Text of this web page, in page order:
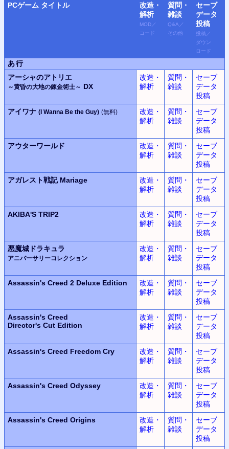
PCゲーム タイトル
改造・
解析
MOD ／
コード
質問・
雑談
Q&A ／
その他
セーブ
データ
投稿
投稿 ／
ダウン
ロード
あ行
アーシャのアトリエ
～黄昏の大地の錬金術士～ DX
改造・
解析
質問・
雑談
セーブ
データ
投稿
アイワナ (I Wanna Be the Guy) (無料)
改造・
解析
質問・
雑談
セーブ
データ
投稿
アウターワールド
改造・
解析
質問・
雑談
セーブ
データ
投稿
アガレスト戦記 Mariage
改造・
解析
質問・
雑談
セーブ
データ
投稿
AKIBA'S TRIP2
改造・
解析
質問・
雑談
セーブ
データ
投稿
悪魔城ドラキュラ
アニバーサリーコレクション
改造・
解析
質問・
雑談
セーブ
データ
投稿
Assassin's Creed 2 Deluxe Edition
改造・
解析
質問・
雑談
セーブ
データ
投稿
Assassin's Creed
Director's Cut Edition
改造・
解析
質問・
雑談
セーブ
データ
投稿
Assassin's Creed Freedom Cry
改造・
解析
質問・
雑談
セーブ
データ
投稿
Assassin's Creed Odyssey
改造・
解析
質問・
雑談
セーブ
データ
投稿
Assassin's Creed Origins
改造・
解析
質問・
雑談
セーブ
データ
投稿